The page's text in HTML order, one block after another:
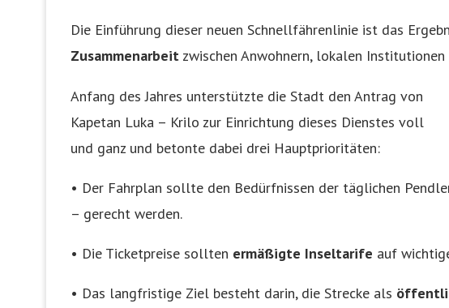
Die Einführung dieser neuen Schnellfährenlinie ist das
Zusammenarbeit zwischen Anwohnern, lokalen
Anfang des Jahres unterstützte die Stadt den Antrag von
Kapetan Luka – Krilo zur Einrichtung dieses Dienstes voll
und ganz und betonte dabei drei Hauptprioritäten:
• Der Fahrplan sollte den Bedürfnissen der täglichen
– gerecht werden.
• Die Ticketpreise sollten ermäßigte Inseltarife auf
• Das langfristige Ziel besteht darin, die Strecke als